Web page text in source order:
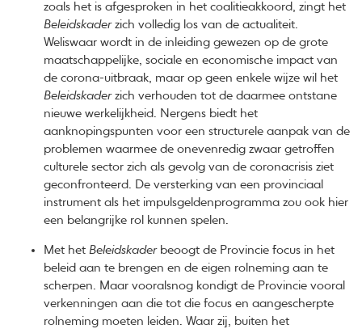
zoals het is afgesproken in het coalitieakkoord, zingt het
Beleidskaderzich volledig los van de actualiteit.
Weliswaar wordt in de inleiding gewezen op de grote
maatschappelijke, sociale en economische impact van
de corona-uitbraak, maar op geen enkele wijze wil het
Beleidskaderzich verhouden tot de daarmee ontstane
nieuwe werkelijkheid. Nergens biedt het
aanknopingspunten voor een structurele aanpak van de
problemen waarmee de onevenredig zwaar getroffen
culturele sector zich als gevolg van de coronacrisis ziet
geconfronteerd. De versterking van een provinciaal
instrument als het impulsgeldenprogramma zou ook hier
een belangrijke rol kunnen spelen.
Met hetBeleidskaderbeoogt de Provincie focus in het
beleid aan te brengen en de eigen rolneming aan te
scherpen. Maar vooralsnog kondigt de Provincie vooral
verkenningen aan die tot die focus en aangescherpte
rolneming moeten leiden. Waar zij, buiten het